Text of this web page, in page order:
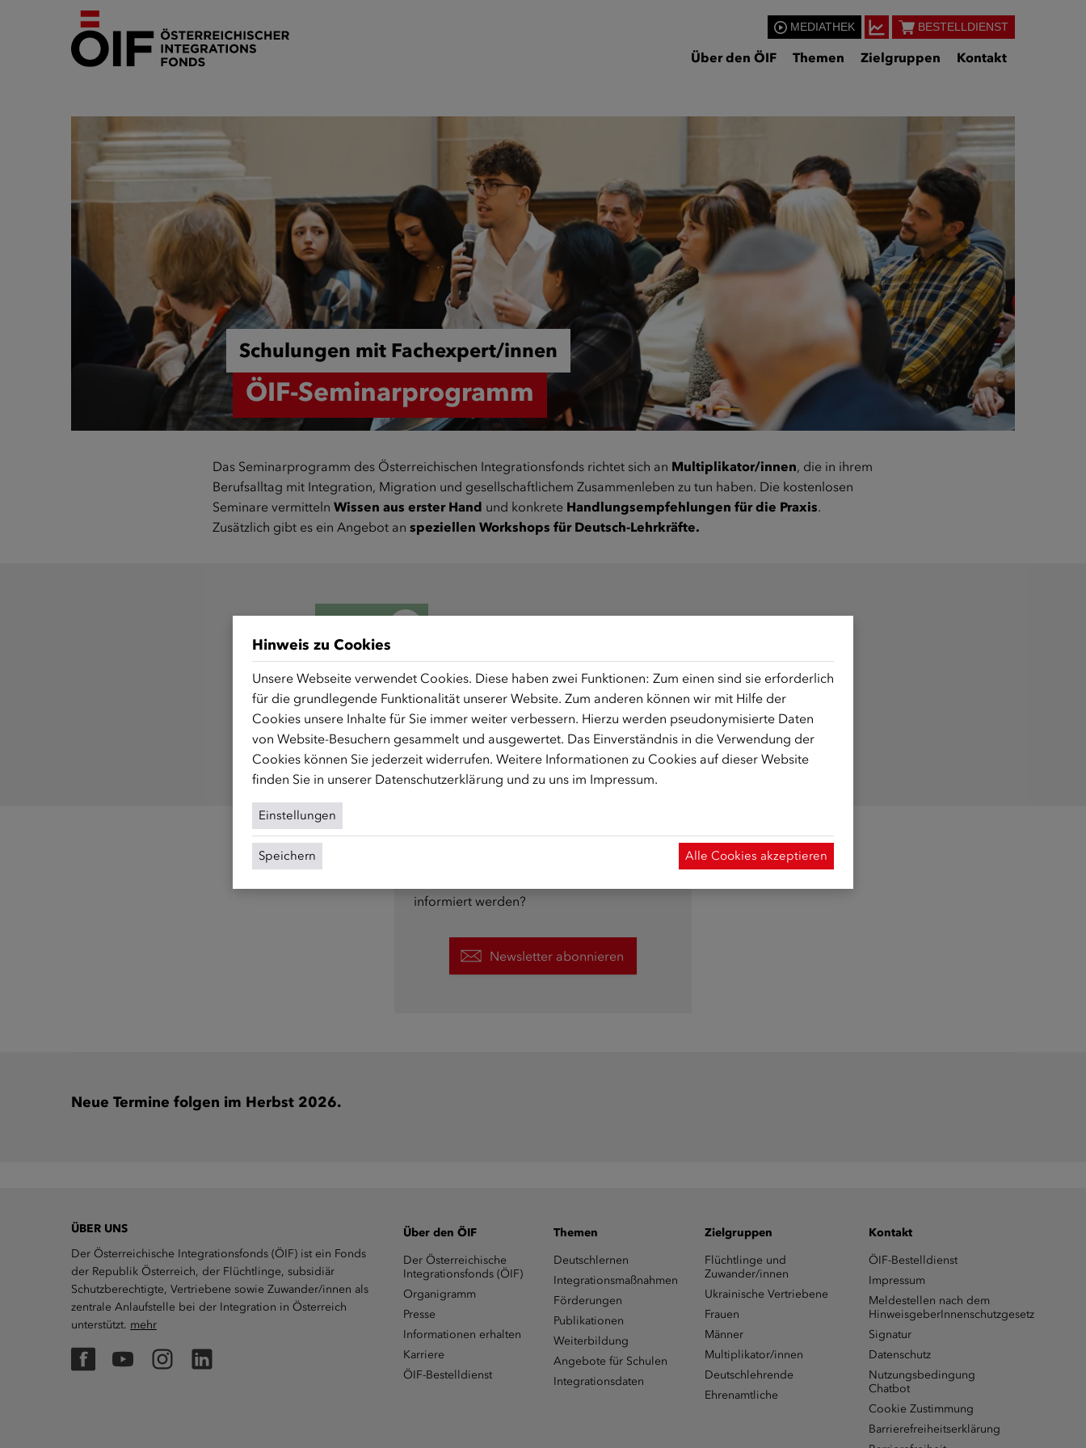
MEDIATHEK BESTELLDIENST
Über den ÖIF Themen Zielgruppen Kontakt
Schulungen mit Fachexpert/innen
ÖIF-Seminarprogramm
Das Seminarprogramm des Österreichischen Integrationsfonds richtet sich an Multiplikator/innen, die in ihrem
Berufsalltag mit Integration, Migration und gesellschaftlichem Zusammenleben zu tun haben. Die kostenlosen
Seminare vermittelnWissen aus erster Hand und konkrete Handlungsempfehlungen für die Praxis.
Zusätzlich gibt es ein Angebot anspeziellen Workshops für Deutsch-Lehrkräfte.
Seminarprogramm herunterladen
informiert werden?
Newsletter abonnieren
Neue Termine folgen im Herbst 2026.
ÜBER UNS
Der Österreichische Integrationsfonds (ÖIF) ist ein Fonds
der Republik Österreich, der Flüchtlinge, subsidiär
Schutzberechtigte, Vertriebene sowie Zuwander/innen als
zentrale Anlaufstelle bei der Integration in Österreich
unterstützt. mehr
FacebookYouTubeInstagramLinkedIn
Über den ÖIF
Der Österreichische
Integrationsfonds (ÖIF)
Organigramm
Presse
Informationen erhalten
Karriere
ÖIF-Bestelldienst
Themen
Deutschlernen
Integrationsmaßnahmen
Förderungen
Publikationen
Weiterbildung
Angebote für Schulen
Integrationsdaten
Zielgruppen
Flüchtlinge und
Zuwander/innen
Ukrainische Vertriebene
Frauen
Männer
Multiplikator/innen
Deutschlehrende
Ehrenamtliche
Kontakt
ÖIF-Bestelldienst
Impressum
Meldestellen nach dem
HinweisgeberInnenschutzgesetz
Signatur
Datenschutz
Nutzungsbedingung
Chatbot
Cookie Zustimmung
Barrierefreiheitserklärung
Hinweis zu Cookies
Unsere Webseite verwendet Cookies. Diese haben zwei Funktionen: Zum einen sind sie erforderlich
für die grundlegende Funktionalität unserer Website. Zum anderen können wir mit Hilfe der
Cookies unsere Inhalte für Sie immer weiter verbessern. Hierzu werden pseudonymisierte Daten
von Website-Besuchern gesammelt und ausgewertet. Das Einverständnis in die Verwendung der
Cookies können Sie jederzeit widerrufen. Weitere Informationen zu Cookies auf dieser Website
finden Sie in unserer Datenschutzerklärung und zu uns im Impressum.
Einstellungen
Speichern Alle Cookies akzeptieren